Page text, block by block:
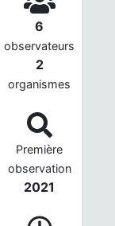
6
observateurs
2
organismes
Première
observation
2021